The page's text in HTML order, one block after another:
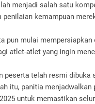
menjadi salah satu
penilaian kemampuan
pun mulai
atlet-atlet yang ingin
peserta telah resmi dibuka
itu, panitia
untuk memastikan